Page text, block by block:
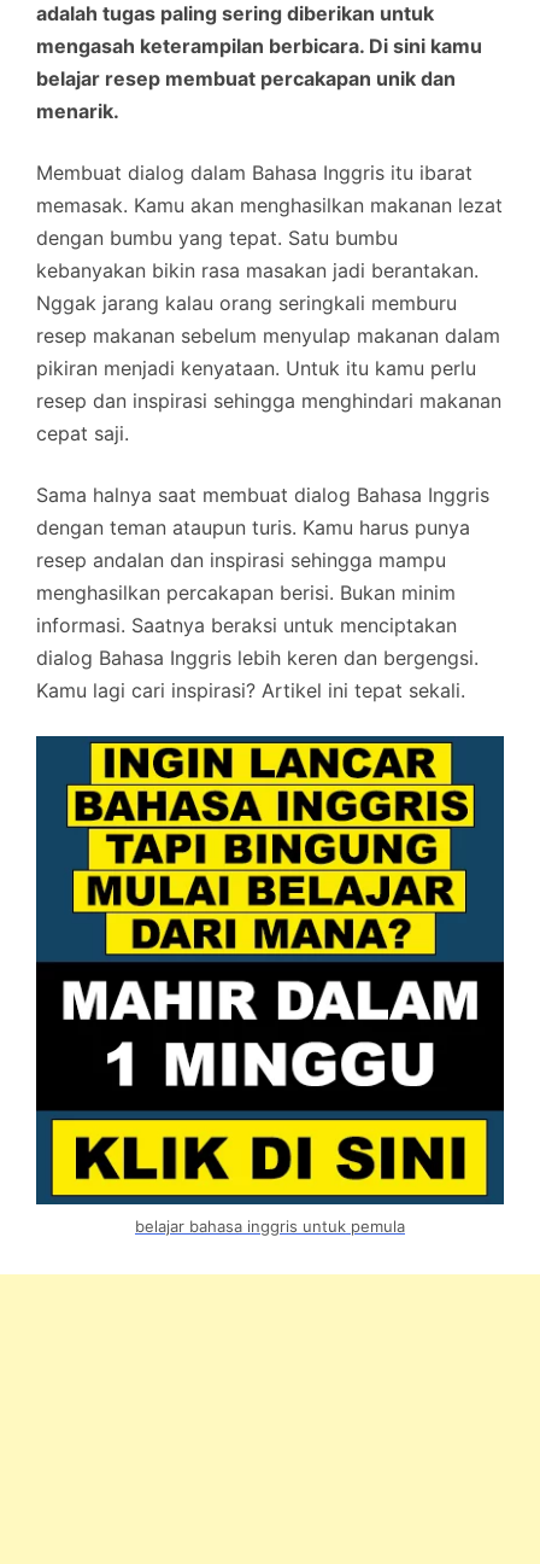
adalah tugas paling sering diberikan untuk
mengasah keterampilan berbicara. Di sini kamu
belajar resep membuat percakapan unik dan
menarik.
Membuat dialog dalam Bahasa Inggris itu ibarat
memasak. Kamu akan menghasilkan makanan lezat
dengan bumbu yang tepat. Satu bumbu
kebanyakan bikin rasa masakan jadi berantakan.
Nggak jarang kalau orang seringkali memburu
resep makanan sebelum menyulap makanan dalam
pikiran menjadi kenyataan. Untuk itu kamu perlu
resep dan inspirasi sehingga menghindari makanan
cepat saji.
Sama halnya saat membuat dialog Bahasa Inggris
dengan teman ataupun turis. Kamu harus punya
resep andalan dan inspirasi sehingga mampu
menghasilkan percakapan berisi. Bukan minim
informasi. Saatnya beraksi untuk menciptakan
dialog Bahasa Inggris lebih keren dan bergengsi.
Kamu lagi cari inspirasi? Artikel ini tepat sekali.
belajar bahasa inggris untuk pemula